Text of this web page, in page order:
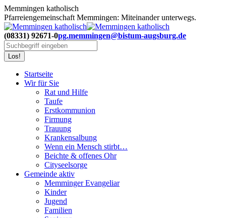
Zum
Inhalt
springen
Memmingen katholisch
Pfarreiengemeinschaft Memmingen: Miteinander unterwegs.
(08331) 92671-0pg.memmingen@bistum-augsburg.de
Search:
Startseite
Wir für Sie
Rat und Hilfe
Taufe
Erstkommunion
Firmung
Trauung
Krankensalbung
Wenn ein Mensch stirbt…
Beichte & offenes Ohr
Cityseelsorge
Gemeinde aktiv
Memminger Evangeliar
Kinder
Jugend
Familien